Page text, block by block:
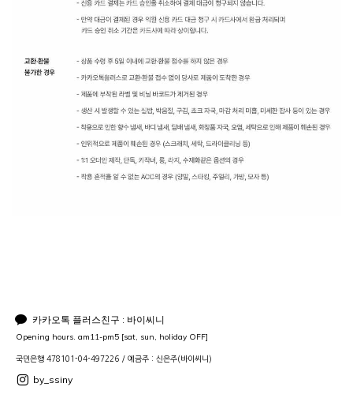
카카오톡 플러스친구 : 바이씨니
Opening hours. am11-pm5 [sat, sun, holiday OFF]
국민은행 478101-04-497226 / 예금주 : 신은주(바이씨니)
by_ssiny